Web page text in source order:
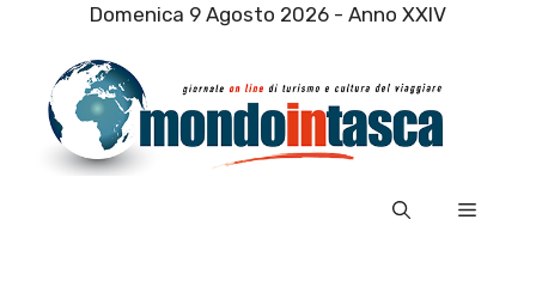
contenuto
Domenica 9 Agosto 2026 - Anno XXIV
Menu